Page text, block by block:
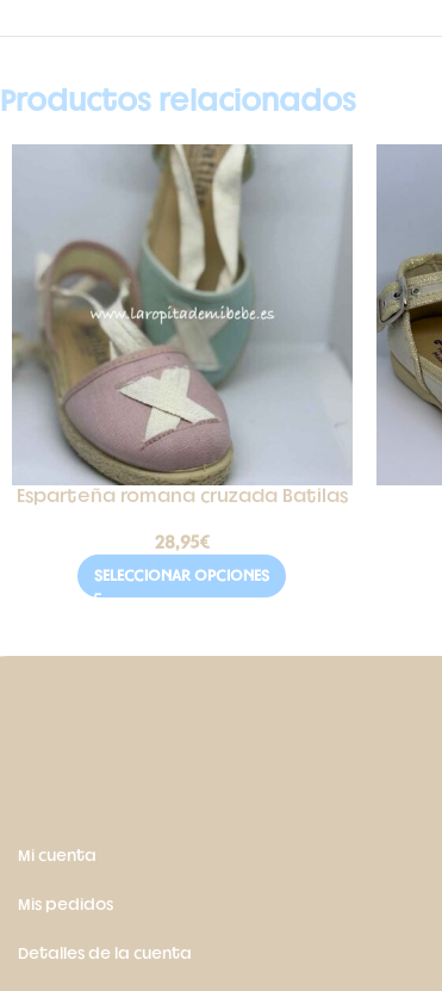
Productos relacionados
Esparteña romana cruzada Batilas
28,95€
SELECCIONAR OPCIONES
Mi cuenta
Mis pedidos
Detalles de la cuenta